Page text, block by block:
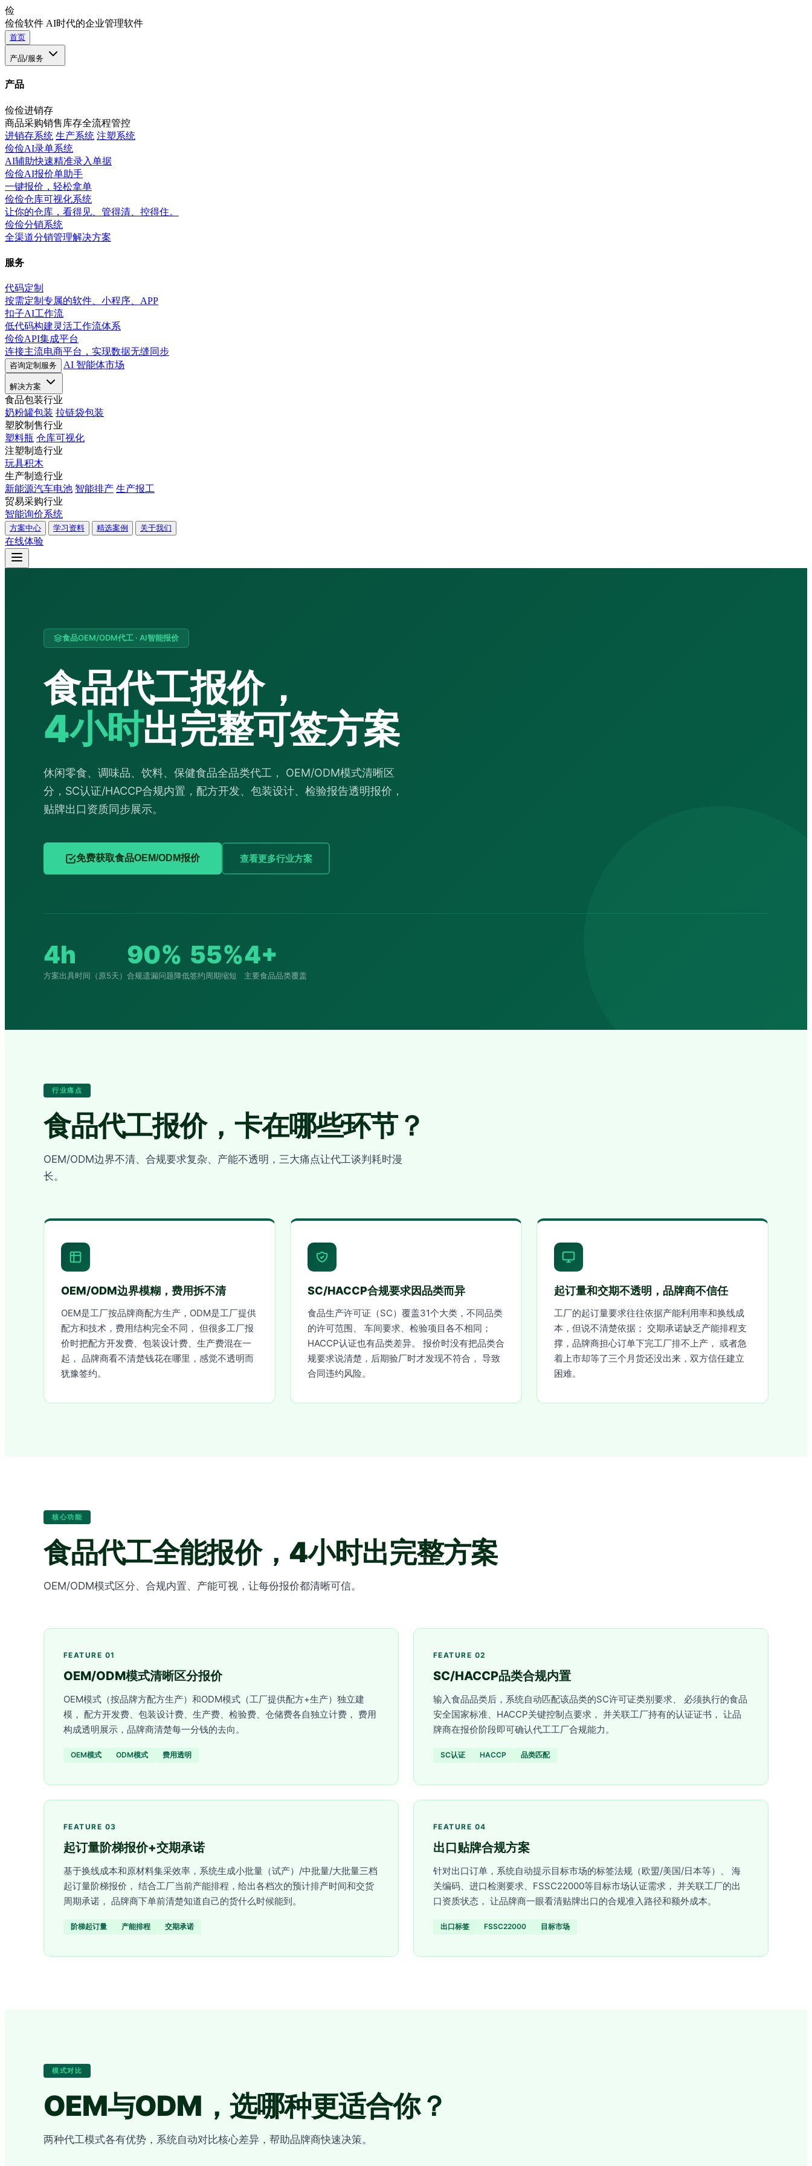
俭
俭俭软件 AI时代的企业管理软件
首页
产品/服务
产品
俭俭进销存
商品采购销售库存全流程管控
进销存系统 生产系统 注塑系统
俭俭AI录单系统
AI辅助快速精准录入单据
俭俭AI报价单助手
一键报价，轻松拿单
俭俭仓库可视化系统
让你的仓库，看得见、管得清、控得住。
俭俭分销系统
全渠道分销管理解决方案
服务
代码定制
按需定制专属的软件、小程序、APP
扣子AI工作流
低代码构建灵活工作流体系
俭俭API集成平台
连接主流电商平台，实现数据无缝同步
咨询定制服务 AI 智能体市场
解决方案
食品包装行业
奶粉罐包装 拉链袋包装
塑胶制售行业
塑料瓶 仓库可视化
注塑制造行业
玩具积木
生产制造行业
新能源汽车电池 智能排产 生产报工
贸易采购行业
智能询价系统
方案中心 学习资料 精选案例 关于我们
在线体验
食品OEM/ODM代工 · AI智能报价
食品代工报价，
4小时出完整可签方案
休闲零食、调味品、饮料、保健食品全品类代工， OEM/ODM模式清晰区
分，SC认证/HACCP合规内置，配方开发、包装设计、检验报告透明报价，
贴牌出口资质同步展示。
免费获取食品OEM/ODM报价 查看更多行业方案
4h
方案出具时间（原5天）
90%
合规遗漏问题降低
55%
签约周期缩短
4+
主要食品品类覆盖
行业痛点
食品代工报价，卡在哪些环节？
OEM/ODM边界不清、合规要求复杂、产能不透明，三大痛点让代工谈判耗时漫
长。
OEM/ODM边界模糊，费用拆不清
OEM是工厂按品牌商配方生产，ODM是工厂提供
配方和技术，费用结构完全不同， 但很多工厂报
价时把配方开发费、包装设计费、生产费混在一
起， 品牌商看不清楚钱花在哪里，感觉不透明而
犹豫签约。
SC/HACCP合规要求因品类而异
食品生产许可证（SC）覆盖31个大类，不同品类
的许可范围、 车间要求、检验项目各不相同；
HACCP认证也有品类差异。 报价时没有把品类合
规要求说清楚，后期验厂时才发现不符合， 导致
合同违约风险。
起订量和交期不透明，品牌商不信任
工厂的起订量要求往往依据产能利用率和换线成
本，但说不清楚依据； 交期承诺缺乏产能排程支
撑，品牌商担心订单下完工厂排不上产， 或者急
着上市却等了三个月货还没出来，双方信任建立
困难。
核心功能
食品代工全能报价，4小时出完整方案
OEM/ODM模式区分、合规内置、产能可视，让每份报价都清晰可信。
FEATURE 01
OEM/ODM模式清晰区分报价
OEM模式（按品牌方配方生产）和ODM模式（工厂提供配方+生产）独立建
模， 配方开发费、包装设计费、生产费、检验费、仓储费各自独立计费， 费用
构成透明展示，品牌商清楚每一分钱的去向。
OEM模式 ODM模式 费用透明
FEATURE 02
SC/HACCP品类合规内置
输入食品品类后，系统自动匹配该品类的SC许可证类别要求、 必须执行的食品
安全国家标准、HACCP关键控制点要求， 并关联工厂持有的认证证书， 让品
牌商在报价阶段即可确认代工工厂合规能力。
SC认证 HACCP 品类匹配
FEATURE 03
起订量阶梯报价+交期承诺
基于换线成本和原材料集采效率，系统生成小批量（试产）/中批量/大批量三档
起订量阶梯报价， 结合工厂当前产能排程，给出各档次的预计排产时间和交货
周期承诺， 品牌商下单前清楚知道自己的货什么时候能到。
阶梯起订量 产能排程 交期承诺
FEATURE 04
出口贴牌合规方案
针对出口订单，系统自动提示目标市场的标签法规（欧盟/美国/日本等）、 海
关编码、进口检测要求、FSSC22000等目标市场认证需求， 并关联工厂的出
口资质状态， 让品牌商一眼看清贴牌出口的合规准入路径和额外成本。
出口标签 FSSC22000 目标市场
模式对比
OEM与ODM，选哪种更适合你？
两种代工模式各有优势，系统自动对比核心差异，帮助品牌商快速决策。